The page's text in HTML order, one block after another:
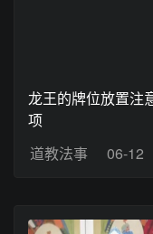
龙王的牌位放置注
项
道教法事
06-12